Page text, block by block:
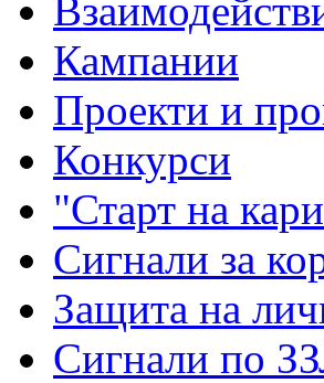
Кампании
Проекти и
Конкурси
"Старт на
Сигнали за
Защита на
Сигнали по